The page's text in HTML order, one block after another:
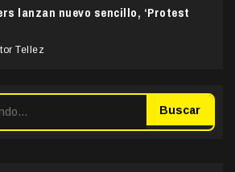
lanzan nuevo sencillo, ‘Protest
Tellez
Buscar